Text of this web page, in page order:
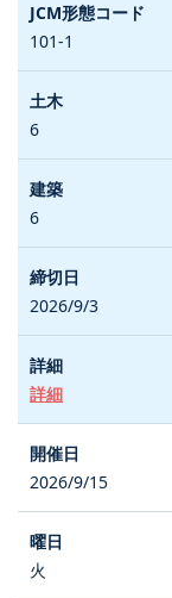
101-1
6
6
2026/9/3
詳細
2026/9/15
火